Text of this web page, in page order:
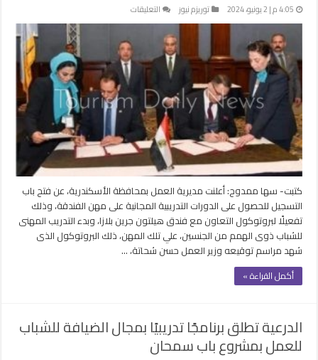
4:05 م | 2 يونيو، 2024 توريزم نيوز التعليقات
العمل:
تفعيل
بروتوكول
التعاون
مع
كبرى
الفنادق
لتدريب
ذوى
الهمم
بالإسكندرية
مغلقة
كتبت- سها ممدوح: أعلنت مديرية العمل بمحافظة الأسكندرية، عن فتح باب
التسجيل للحصول على الدورات التدريبية المجانية على مهن الفندقة، وذلك
تفعيلًا لبروتوكول التعاون مع فندق هيلتون جرين بلازا، وبدء التدريب المهنى
للشباب ذوى الهمم من الجنسين، علي تلك المهن، ذلك البروتوكول الذى
شهد مراسم توقيعه وزير العمل حسن شحاتة، …
أكمل القراءة »
الدرعية تطلق برنامجًا تدريبيًا بمجال الضيافة للشباب
للعمل بمشروع باب سمحان